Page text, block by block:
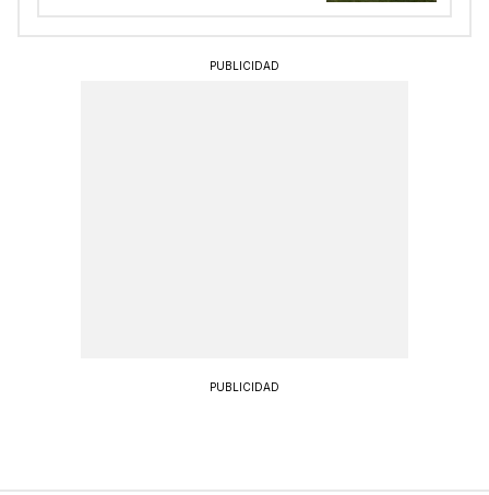
PUBLICIDAD
PUBLICIDAD